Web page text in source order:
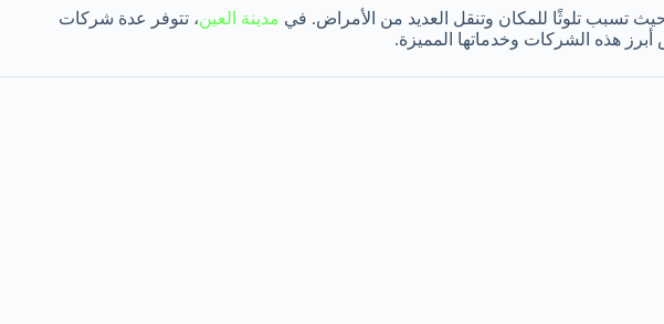
تسبب تلوثًا للمكان وتنقل العديد من الأمراض. في مدينة العين، تتوفر عدة شركات
هذه الشركات وخدماتها المميزة.